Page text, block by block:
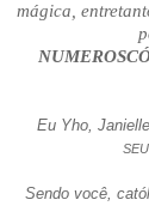
mágica,
Eu Yho,
SEU
Sendo você,